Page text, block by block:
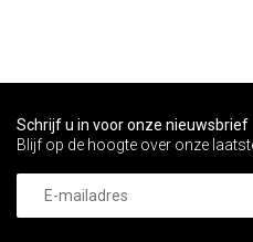
Schrijf u in voor onze nieuwsbrief
Blijf op de hoogte over onze